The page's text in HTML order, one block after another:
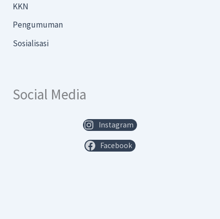
KKN
Pengumuman
Sosialisasi
Social Media
Instagram
Facebook